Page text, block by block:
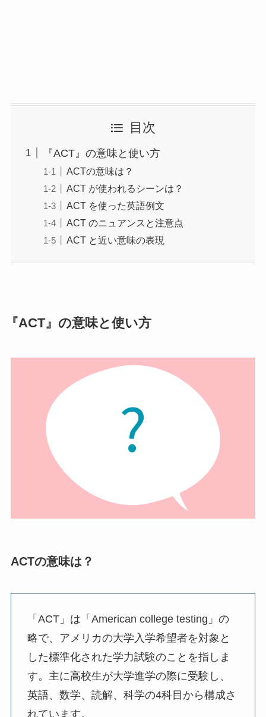
目次
『ACT』の意味と使い方
ACTの意味は？
ACT が使われるシーンは？
ACT を使った英語例文
ACT のニュアンスと注意点
ACT と近い意味の表現
『ACT』の意味と使い方
ACTの意味は？
「ACT」は「American college testing」の
略で、アメリカの大学入学希望者を対象と
した標準化された学力試験のことを指しま
す。主に高校生が大学進学の際に受験し、
英語、数学、読解、科学の4科目から構成さ
れています。